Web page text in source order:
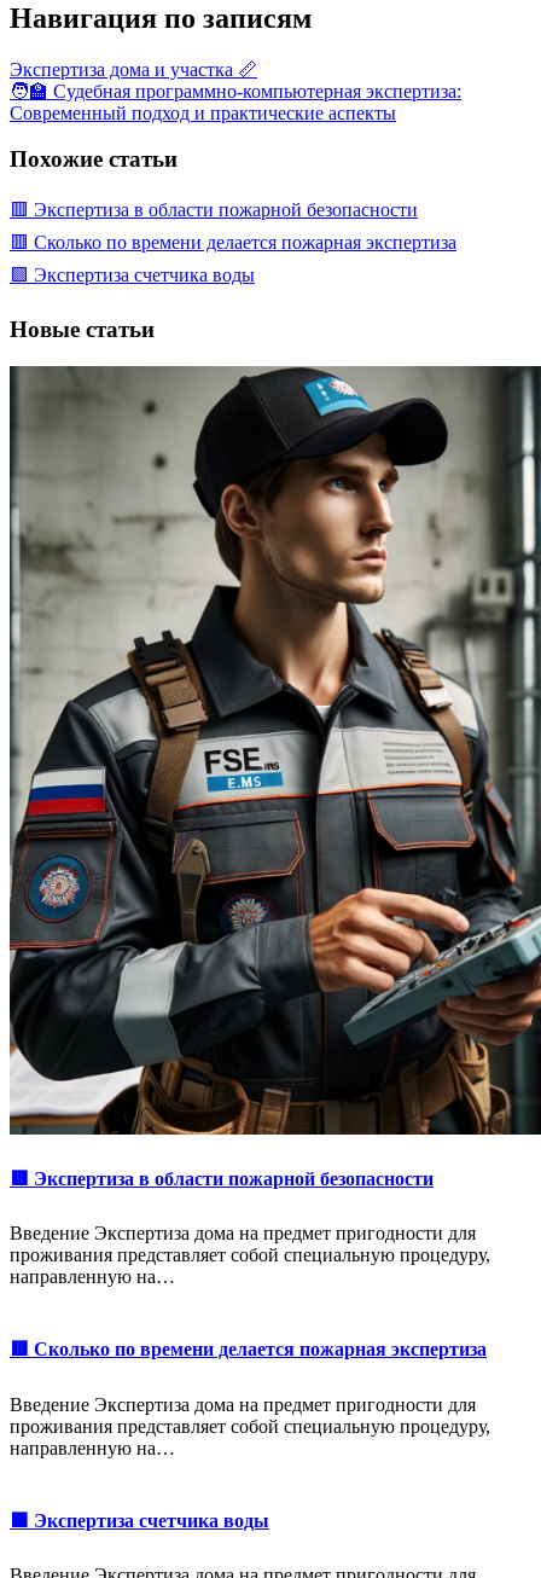
Навигация по записям
Экспертиза дома и участка 📏
🧑‍🏫 Судебная программно-компьютерная экспертиза:
Современный подход и практические аспекты
Похожие статьи
🟥 Экспертиза в области пожарной безопасности
🟥 Сколько по времени делается пожарная экспертиза
🟩 Экспертиза счетчика воды
Новые статьи
🟥 Экспертиза в области пожарной безопасности
Введение Экспертиза дома на предмет пригодности для
проживания представляет собой специальную процедуру,
направленную на…
🟥 Сколько по времени делается пожарная экспертиза
Введение Экспертиза дома на предмет пригодности для
проживания представляет собой специальную процедуру,
направленную на…
🟩 Экспертиза счетчика воды